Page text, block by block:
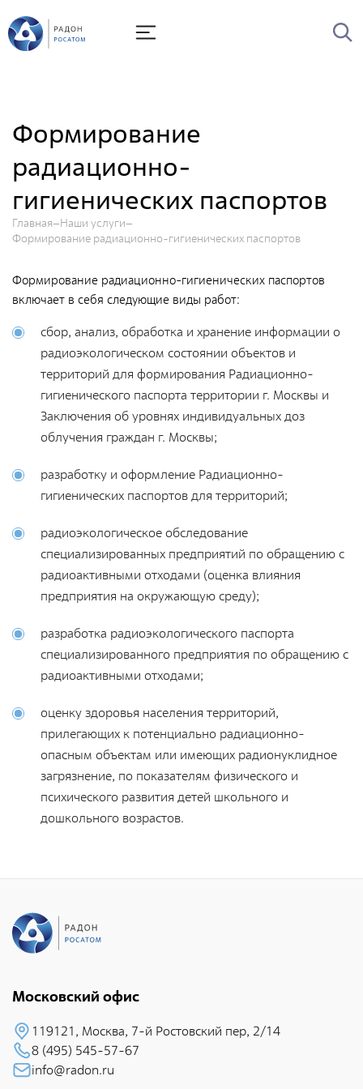
Формирование
радиационно-
гигиенических паспортов
Главная
Наши услуги
Формирование радиационно-гигиенических паспортов
Формирование радиационно-гигиенических паспортов
включает в себя следующие виды работ:
сбор, анализ, обработка и хранение информации о
радиоэкологическом состоянии объектов и
территорий для формирования Радиационно-
гигиенического паспорта территории г. Москвы и
Заключения об уровнях индивидуальных доз
облучения граждан г. Москвы;
разработку и оформление Радиационно-
гигиенических паспортов для территорий;
радиоэкологическое обследование
специализированных предприятий по обращению с
радиоактивными отходами (оценка влияния
предприятия на окружающую среду);
разработка радиоэкологического паспорта
специализированного предприятия по обращению с
радиоактивными отходами;
оценку здоровья населения территорий,
прилегающих к потенциально радиационно-
опасным объектам или имеющих радионуклидное
загрязнение, по показателям физического и
психического развития детей школьного и
дошкольного возрастов.
Московский офис
119121, Москва, 7-й Pостовский пеp, 2/14
8 (495) 545-57-67
info@radon.ru
Лицензии
Миссия и видение
Ценности Росатома
Охрана труда
Научно-технический совет
Диссертационный совет
Системы менеджмента
Противодействие коррупции
Социальная политика
Совет молодых работников
Международное сотрудничество
Устойчивое развитие
Поставщикам
Объявления
Экология
Документы и отчеты по экологической безопасности
Окончательные материалы оценки воздействия на
окружающую среду
Контакты
Обратная связь
Новости